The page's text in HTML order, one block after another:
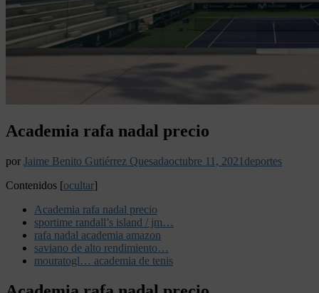
Academia rafa nadal precio
por Jaime Benito Gutiérrez Quesadaoctubre 11, 2021 deportes
Contenidos [ocultar]
Academia rafa nadal precio
sportime randall’s island / jm…
rafa nadal academia amazon
saviano de alto rendimiento…
mouratogl… academia de tenis